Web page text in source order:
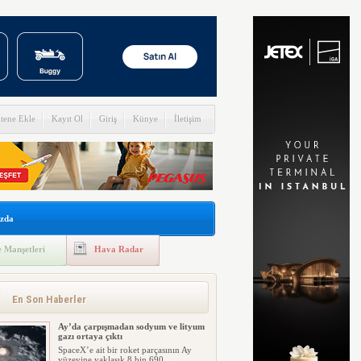
Ekle Kayıt Ol Giriş Künye İletişim
Manşetleri Hava Radar
En Son Haberler
Ay’da çarpışmadan sodyum ve lityum
gazı ortaya çıktı
SpaceX’e ait bir roket parçasının Ay